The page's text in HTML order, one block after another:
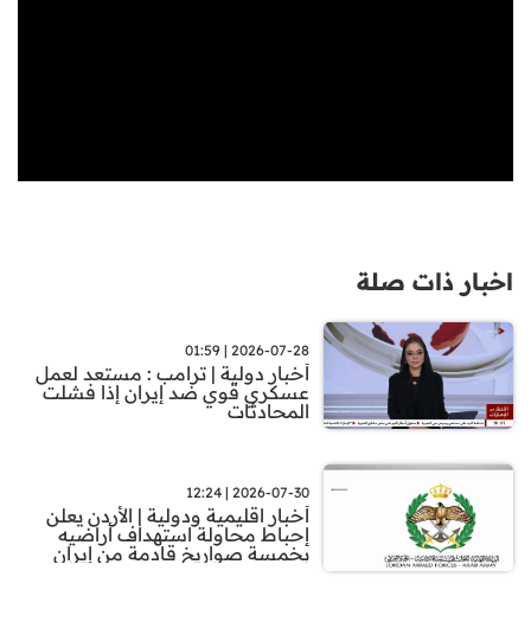
اخبار ذات صلة
2026-07-28 | 01:59
أخبار دولية | ترامب : مستعد لعمل
عسكري قوي ضد إيران إذا فشلت
المحادثات
2026-07-30 | 12:24
أخبار اقليمية ودولية | الأردن يعلن
إحباط محاولة استهداف أراضيه
بخمسة صواريخ قادمة من إيران